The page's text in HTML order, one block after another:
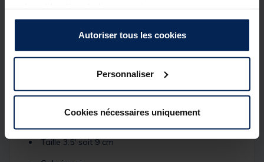
Autoriser tous les cookies
Personnaliser
Cookies nécessaires uniquement
Fabrication alu
Upright (pique pour détecteur ou support arrière)
Pas de vis standard
Compatible uniquement avec le système Singlez
Taille 3.5' soit 9 cm